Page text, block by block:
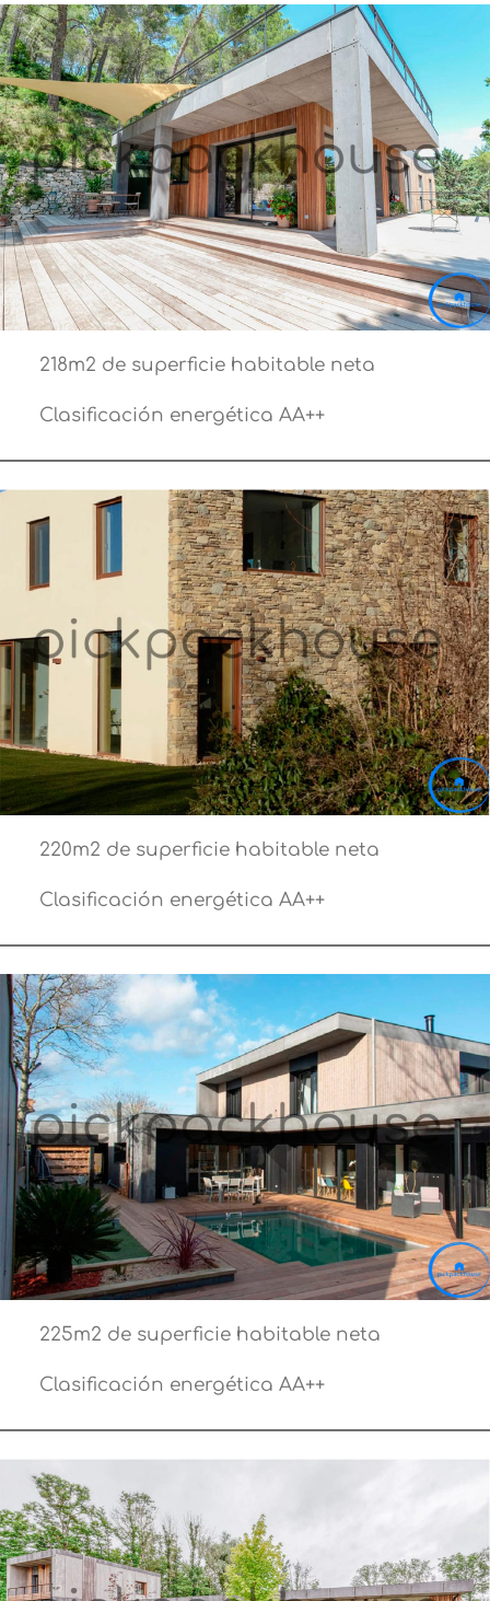
218m2 de superficie habitable neta
Clasificación energética AA++
220m2 de superficie habitable neta
Clasificación energética AA++
225m2 de superficie habitable neta
Clasificación energética AA++